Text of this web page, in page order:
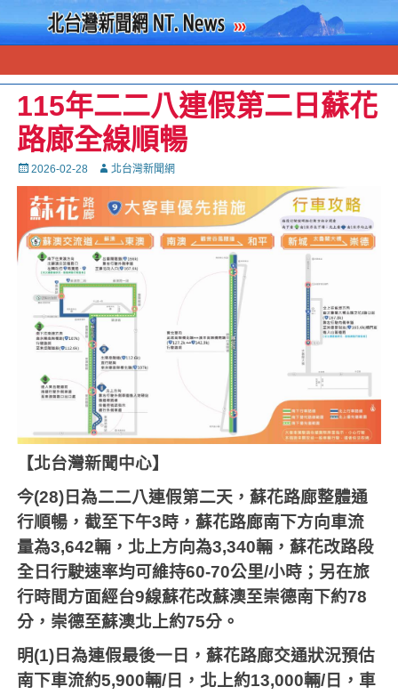
115年二二八連假第二日蘇花
路廊全線順暢
Posted
on
2026-02-28 Autor北台灣新聞網
【北台灣新聞中心】
今(28) 日為二二八連假第二天，蘇花路廊整體通
行順暢，截至下午3時，蘇花路廊南下方向車流
量為3,642輛，北上方向為3,340輛，蘇花改路段
全日行駛速率均可維持60-70公里/小時；另在旅
行時間方面經台9線蘇花改蘇澳至崇德南下約78
分，崇德至蘇澳北上約75分。
明(1) 日為連假最後一日，蘇花路廊交通狀況預估
南下車流約5,900輛/ 日，北上約13,000輛/ 日，車